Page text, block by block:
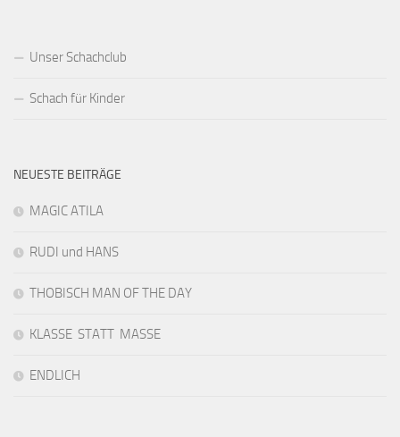
Unser Schachclub
Schach für Kinder
NEUESTE BEITRÄGE
MAGIC ATILA
RUDI und HANS
THOBISCH MAN OF THE DAY
KLASSE STATT MASSE
ENDLICH